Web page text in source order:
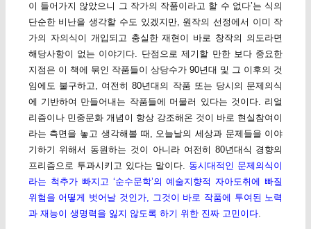
이 들어가지 않았으니 그 작가의 작품이라고 할 수 없다’는 식의
단순한 비난을 생각할 수도 있겠지만, 원작의 선정에서 이미 작
가의 자의식이 개입되고 충실한 재현이 바로 창작의 의도라면
해당사항이 없는 이야기다. 단점으로 제기할 만한 보다 중요한
지점은 이 책에 묶인 작품들이 상당수가 90년대 및 그 이후의 것
임에도 불구하고, 여전히 80년대의 작품 또는 당시의 문제의식
에 기반하여 만들어내는 작품들에 머물러 있다는 것이다. 리얼
리즘이나 민중문화 개념이 항상 강조해온 것이 바로 현실참여이
라는 측면을 놓고 생각해볼 때, 오늘날의 세상과 문제들을 이야
기하기 위해서 동원하는 것이 아니라 여전히 80년대식 경향의
프리즘으로 투과시키고 있다는 말이다. 동시대적인 문제의식이
라는 척추가 빠지고 ‘순수문학’의 예술지향적 자아도취에 빠질
위험을 어떻게 벗어날 것인가, 그것이 바로 작품에 투여된 노력
과 재능이 생명력을 잃지 않도록 하기 위한 진짜 고민이다.